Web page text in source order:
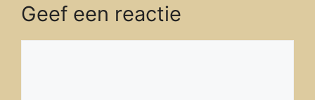
Geef een reactie